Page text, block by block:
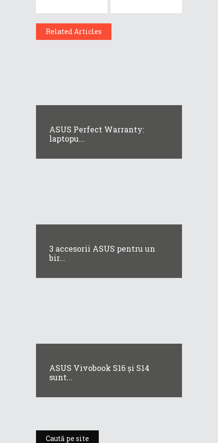
Related Articles
ASUS Perfect Warranty:
laptopu...
3 accesorii ASUS pentru un
bir...
ASUS Vivobook S16 și S14
sunt...
Caută pe site